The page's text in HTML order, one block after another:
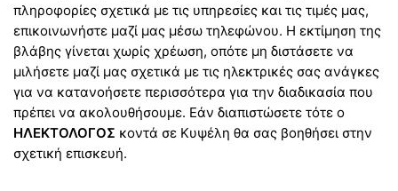
πληροφορίες σχετικά με τις υπηρεσίες και τις τιμές μας,
επικοινωνήστε μαζί μας μέσω τηλεφώνου. Η εκτίμηση της
βλάβης γίνεται χωρίς χρέωση, οπότε μη διστάσετε να
μιλήσετε μαζί μας σχετικά με τις ηλεκτρικές σας ανάγκες
για να κατανοήσετε περισσότερα για την διαδικασία που
πρέπει να ακολουθήσουμε. Εάν διαπιστώσετε τότε ο
ΗΛΕΚΤΟΛΟΓΟΣ κοντά σε Κυψέλη θα σας βοηθήσει στην
σχετική επισκευή.